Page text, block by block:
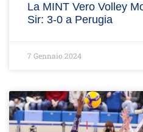
La MINT Vero Volley
Sir: 3-0 a Perugia
7 Gennaio 2024